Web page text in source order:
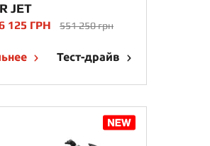
JET
125 ГРН 551 250 грн
Тест-драйв